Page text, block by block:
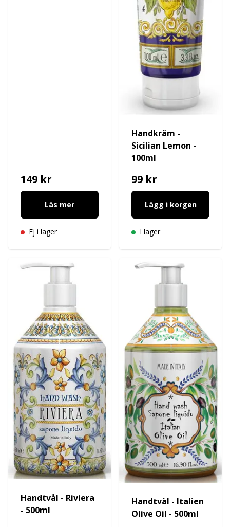
149 kr
Läs mer
Ej i lager
Handkräm -
Sicilian Lemon -
100ml
99 kr
Lägg i korgen
I lager
Handtvål - Riviera
- 500ml
Handtvål - Italien
Olive Oil - 500ml